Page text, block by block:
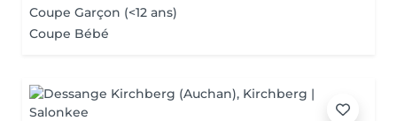
Coupe Garçon (<12 ans)
Coupe Bébé